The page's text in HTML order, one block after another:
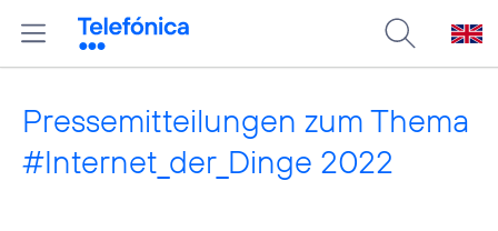
Pressemitteilungen zum Thema
#Internet_der_Dinge 2022